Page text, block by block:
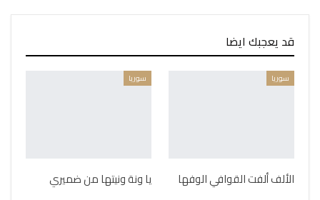
قد يعجبك ايضا
سوريا
الألف ألفت القوافي الوفها
سوريا
يا ونة ونيتها من ضميري